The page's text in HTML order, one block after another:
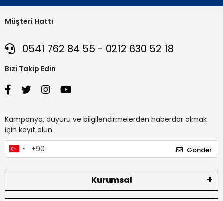
Müşteri Hattı
0541 762 84 55 - 0212 630 52 18
Bizi Takip Edin
Kampanya, duyuru ve bilgilendirmelerden haberdar olmak
için kayıt olun.
Gönder
Kurumsal